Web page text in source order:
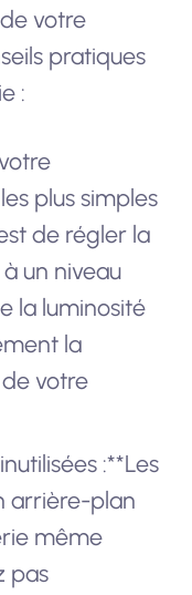
votre
pratiques
:
plus simples
de régler la
un niveau
la luminosité
la
votre
:**Les
arrière-plan
même
pas